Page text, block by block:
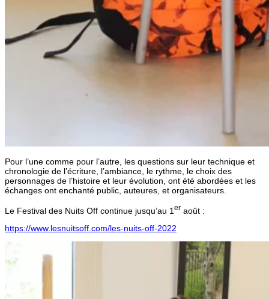
Pour l’une comme pour l’autre, les questions sur leur technique et
chronologie de l’écriture, l’ambiance, le rythme, le choix des
personnages de l’histoire et leur évolution, ont été abordées et les
échanges ont enchanté public, auteures, et organisateurs.
Le Festival des Nuits Off continue jusqu’au 1 er août :
https://www.lesnuitsoff.com/les-nuits-off-2022